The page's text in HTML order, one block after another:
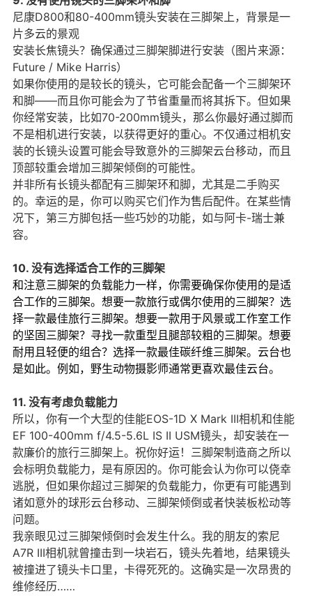
尼康D800和80-400mm镜头安装在三脚架上，背景是一
片多云的景观
安装长焦镜头？确保通过三脚架脚进行安装（图片来源：
Future / Mike Harris）
如果你使用的是较长的镜头，它可能会配备一个三脚架环
和脚——而且你可能会为了节省重量而将其拆下。但如果
你经常安装，比如70-200mm镜头，那么你最好通过脚而
不是相机进行安装，以获得更好的重心。不仅通过相机安
装的长镜头设置可能会导致意外的三脚架云台移动，而且
顶部较重会增加三脚架倾倒的可能性。
并非所有长镜头都配有三脚架环和脚，尤其是二手购买
的。幸运的是，你可以购买它们作为售后配件。在某些情
况下，第三方脚包括一些巧妙的功能，如与阿卡-瑞士兼
容。
10. 没有选择适合工作的三脚架
和注意三脚架的负载能力一样，你需要确保你使用的是适
合工作的三脚架。想要一款旅行或偶尔使用的三脚架？选
择一款最佳旅行三脚架。想要一款用于风景或工作室工作
的坚固三脚架？寻找一款重型且腿部较粗的三脚架。想要
耐用且轻便的组合？选择一款最佳碳纤维三脚架。云台也
是如此。例如，野生动物摄影师通常更喜欢最佳云台。
11. 没有考虑负载能力
所以，你有一个大型的佳能EOS-1D X Mark III相机和佳能
EF 100-400mm f/4.5-5.6L IS II USM镜头，却安装在一
款廉价的旅行三脚架上。祝你好运！三脚架制造商之所以
会标明负载能力，是有原因的。你可能会认为你可以侥幸
逃脱，但如果你超过三脚架的负载能力，你更有可能遇到
诸如意外的球形云台移动、三脚架倾倒或者快装板松动等
问题。
我亲眼见过三脚架倾倒时会发生什么。我的朋友的索尼
A7R III相机就曾撞击到一块岩石，镜头先着地，结果镜头
被撞进了镜头卡口里，卡得死死的。这确实是一次昂贵的
维修经历……